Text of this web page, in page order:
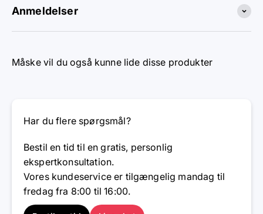
Anmeldelser
Måske vil du også kunne lide disse produkter
Har du flere spørgsmål?
Bestil en tid til en gratis, personlig
ekspertkonsultation.
Vores kundeservice er tilgængelig mandag til
fredag ​​fra 8:00 til 16:00.